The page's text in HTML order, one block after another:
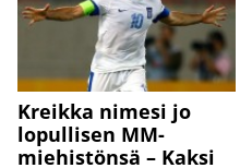
Kreikka nimesi jo
lopullisen MM-
miehistönsä – Kaksi